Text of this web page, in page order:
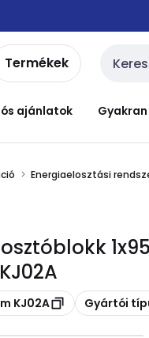
Termékek
ajánlatok
Energiaelosztási
KJ02A Másolás
Gyártói